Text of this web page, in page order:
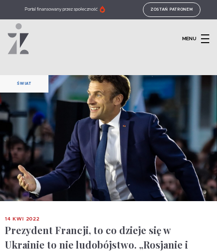
Portal finansowany przez społeczność ZOSTAŃ PATRONEM
MENU
ŚWIAT
14 KWI 2022
Prezydent Francji, to co dzieje się w
Ukrainie to nie ludobójstwo. „Rosjanie i